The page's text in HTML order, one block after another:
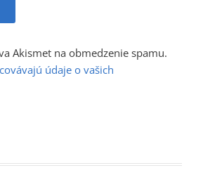
Akismet na obmedzenie spamu.
údaje o vašich